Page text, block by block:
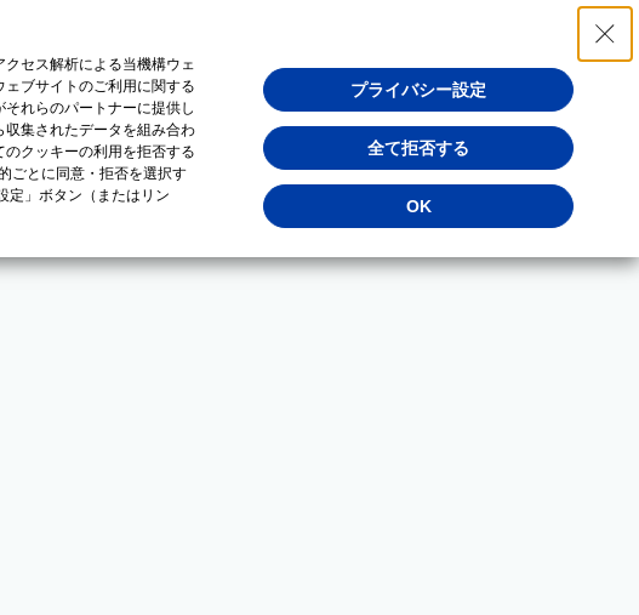
セス解析による当機構ウェ
ブサイトのご利用に関する
れらのパートナーに提供し
集されたデータを組み合わ
クッキーの利用を拒否する
ごとに同意・拒否を選択す
定」ボタン（またはリン
プライバシー設定
全て拒否する
OK